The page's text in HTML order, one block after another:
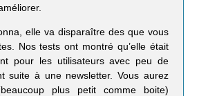
elle va disparaître des que vous
Nos tests ont montré qu’elle était
pour les utilisateurs avec peu de
suite à une newsletter. Vous aurez
plus petit comme boite)